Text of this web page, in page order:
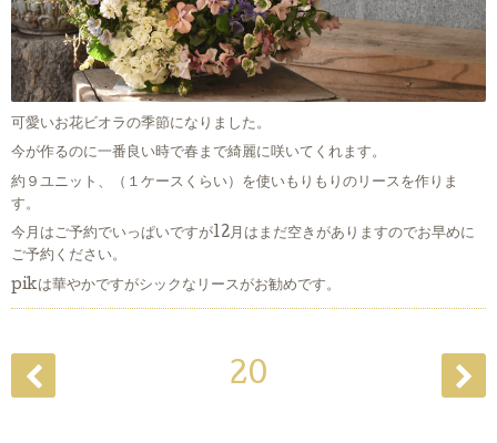
可愛いお花ビオラの季節になりました。
今が作るのに一番良い時で春まで綺麗に咲いてくれます。
約９ユニット、（１ケースくらい）を使いもりもりのリースを作りま
す。
今月はご予約でいっぱいですが12月はまだ空きがありますのでお早めに
ご予約ください。
pikは華やかですがシックなリースがお勧めです。
20